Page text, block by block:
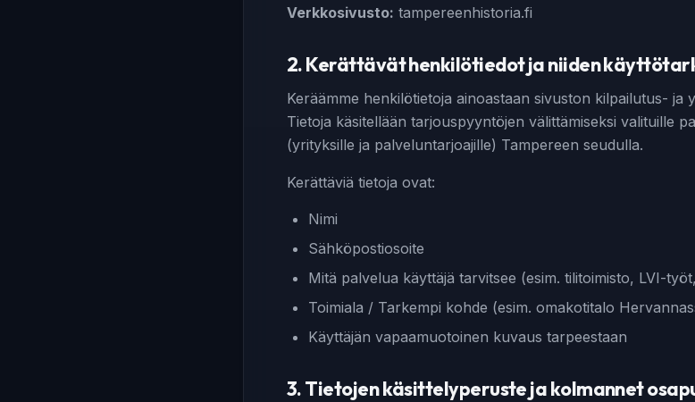
Verkkosivusto: tampereenhistoria.fi
2. Kerättävät henkilötiedot ja niiden
Keräämme henkilötietoja ainoastaan sivuston kilpailutus- ja
Tietoja käsitellään tarjouspyyntöjen välittämiseksi valituille
(yrityksille ja palveluntarjoajille) Tampereen seudulla.
Kerättäviä tietoja ovat:
Nimi
Sähköpostiosoite
Mitä palvelua käyttäjä tarvitsee (esim. tilitoimisto, LVI-
Toimiala / Tarkempi kohde (esim. omakotitalo
Käyttäjän vapaamuotoinen kuvaus tarpeestaan
3. Tietojen käsittelyperuste ja kolmannet